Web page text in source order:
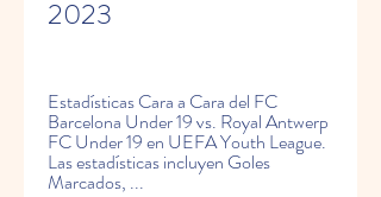
2023
Estadísticas Cara a Cara del FC
Barcelona Under 19 vs. Royal Antwerp
FC Under 19 en UEFA Youth League.
Las estadísticas incluyen Goles
Marcados, ...